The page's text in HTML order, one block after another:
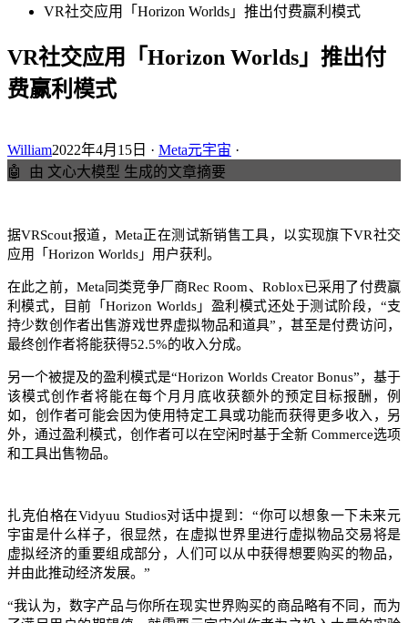
VR社交应用「Horizon Worlds」推出付费赢利模式
VR社交应用「Horizon Worlds」推出付
费赢利模式
William2022年4月15日 · Meta元宇宙 ·
🤖
由 文心大模型 生成的文章摘要
据VRScout报道，Meta正在测试新销售工具，以实现旗下VR社交
应用「Horizon Worlds」用户获利。
在此之前，Meta同类竞争厂商Rec Room、Roblox已采用了付费赢
利模式，目前「Horizon Worlds」盈利模式还处于测试阶段，“支
持少数创作者出售游戏世界虚拟物品和道具”，甚至是付费访问，
最终创作者将能获得52.5%的收入分成。
另一个被提及的盈利模式是“Horizon Worlds Creator Bonus”，基于
该模式创作者将能在每个月月底收获额外的预定目标报酬，例
如，创作者可能会因为使用特定工具或功能而获得更多收入，另
外，通过盈利模式，创作者可以在空闲时基于全新 Commerce选项
和工具出售物品。
扎克伯格在Vidyuu Studios对话中提到：“你可以想象一下未来元
宇宙是什么样子，很显然，在虚拟世界里进行虚拟物品交易将是
虚拟经济的重要组成部分，人们可以从中获得想要购买的物品，
并由此推动经济发展。”
“我认为，数字产品与你所在现实世界购买的商品略有不同，而为